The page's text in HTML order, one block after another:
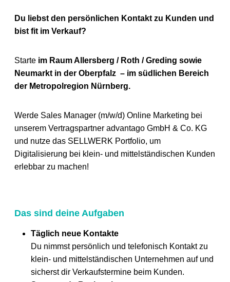
Du liebst den persönlichen Kontakt zu Kunden und
bist fit im Verkauf?
Starte im Raum Allersberg / Roth / Greding sowie
Neumarkt in der Oberpfalz – im südlichen Bereich
der Metropolregion Nürnberg.
Werde Sales Manager (m/w/d) Online Marketing bei
unserem Vertragspartner advantago GmbH & Co. KG
und nutze das SELLWERK Portfolio, um
Digitalisierung bei klein- und mittelständischen Kunden
erlebbar zu machen!
Das sind deine Aufgaben
Täglich neue Kontakte
Du nimmst persönlich und telefonisch Kontakt zu
klein- und mittelständischen Unternehmen auf und
sicherst dir Verkaufstermine beim Kunden.